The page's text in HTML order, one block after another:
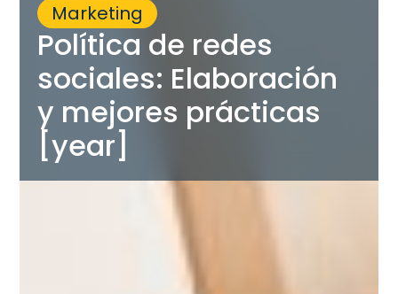
Marketing
Política de redes
sociales: Elaboración
y mejores prácticas
[year]